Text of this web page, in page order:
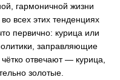
гармоничной жизни
всех этих тенденциях
первично: курица или
заправляющие
отвечают — курица,
золотые.